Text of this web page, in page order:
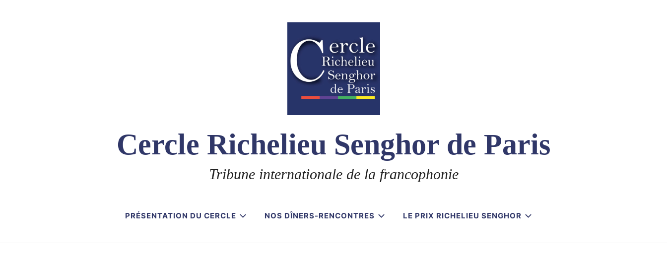
Cercle Richelieu Senghor de Paris
Tribune internationale de la francophonie
PRÉSENTATION DU CERCLE NOS DÎNERS-RENCONTRES LE PRIX RICHELIEU SENGHOR